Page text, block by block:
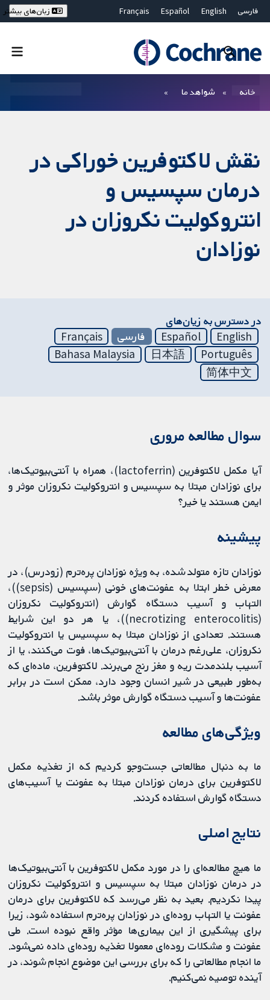
فارسی English
Español
Français
Bahasa Malaysia
ไทย
繁體中文
زبان‌های بیشتر
خانه شواهد ما
نقش لاکتوفرین خوراکی در
درمان سپسیس و
انتروکولیت نکروزان در
نوزادان
در دسترس به زیان‌های
English
Español فارسی
Français
Português
日本語
Bahasa Malaysia
简体中文
سوال مطالعه مروری
آیا مکمل لاکتوفرین (lactoferrin)، همراه با آنتی‌بیوتیک‌ها،
برای نوزادان مبتلا به سپسیس و انتروکولیت نکروزان موثر و
ایمن هستند یا خیر؟
پیشینه
نوزادان تازه متولد‌ شده، به ویژه نوزادان پره‌ترم (زودرس)، در
معرض خطر ابتلا به عفونت‌های خونی (سپسیس (sepsis))،
التهاب و آسیب دستگاه گوارش (انتروكوليت نکروزان
(necrotizing enterocolitis))، یا هر دو این شرایط
هستند. تعدادی از نوزادان مبتلا به سپسیس یا انتروکولیت
نکروزان، علی‌رغم درمان با آنتی‌بیوتیک‌ها، فوت می‌کنند، یا از
آسیب بلندمدت ریه و مغز رنج می‌برند. لاکتوفرین، ماده‌ای که
به‌طور طبیعی در شیر انسان وجود دارد، ممکن است در برابر
عفونت‌ها و آسیب دستگاه گوارش موثر باشد.
ویژگی‌های مطالعه
ما به دنبال مطالعاتی جست‌وجو کردیم که از تغذیه مکمل
لاکتوفرین برای درمان نوزادان مبتلا به عفونت یا آسیب‌های
دستگاه گوارش استفاده کردند.
نتایج اصلی
ما هیچ مطالعه‌ای را در مورد مکمل لاکتوفرین با آنتی‌بیوتیک‌ها
در درمان نوزادان مبتلا به سپسیس و انتروکولیت نکروزان
پیدا نکردیم. بعید به نظر می‌رسد که لاکتوفرین برای درمان
عفونت یا التهاب روده‌ای در نوزادان پره‌ترم استفاده شود، زیرا
برای پیشگیری از این بیماری‌ها مؤثر واقع نبوده است. طی
عفونت و مشکلات روده‌ای معمولا تغذیه روده‌ای داده نمی‌شود.
ما انجام مطالعاتی را که برای بررسی این موضوع انجام ‌شوند، در
آینده توصیه نمی‌کنیم.